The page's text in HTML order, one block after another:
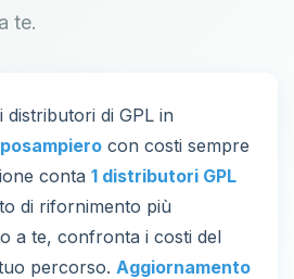
te.
distributori di GPL in
con costi sempre
conta 1 distributori GPL
di rifornimento più
a te, confronta i costi del
percorso. Aggiornamento